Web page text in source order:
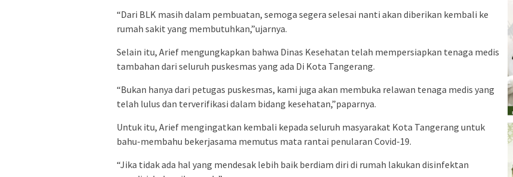
“Dari BLK masih dalam pembuatan, semoga segera selesai nanti akan diberikan kembali ke
rumah sakit yang membutuhkan,”ujarnya.
Selain itu, Arief mengungkapkan bahwa Dinas Kesehatan telah mempersiapkan tenaga medis
tambahan dari seluruh puskesmas yang ada Di Kota Tangerang.
“Bukan hanya dari petugas puskesmas, kami juga akan membuka relawan tenaga medis yang
telah lulus dan terverifikasi dalam bidang kesehatan,”paparnya.
Untuk itu, Arief mengingatkan kembali kepada seluruh masyarakat Kota Tangerang untuk
bahu-membahu bekerjasama memutus mata rantai penularan Covid-19.
“Jika tidak ada hal yang mendesak lebih baik berdiam diri di rumah lakukan disinfektan